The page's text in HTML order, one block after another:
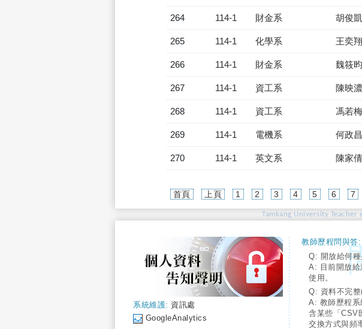
264 114-1 財金系 胡俊
265 114-1 化學系 王奕
266 114-1 財金系 魏筱
267 114-1 資工系 陳映
268 114-1 資工系 馮若
269 114-1 電機系 何政
270 114-1 英文系 陳家
首頁 上頁 1 2 3 4 5 6 7
Tamkang University Teacher
系統維護: 資訊處
GoogleAnalytics
教師歷程問與答:
Q: 開放給何
A: 目前開放給
使用。
Q: 資料不完
A: 教師歷程系
含某些「CSV
交換方式與頻